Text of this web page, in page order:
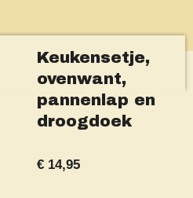
Keukensetje,
ovenwant,
pannenlap en
droogdoek
€ 14,95